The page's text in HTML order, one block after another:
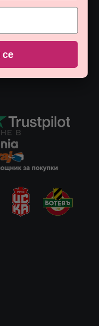
България Email: